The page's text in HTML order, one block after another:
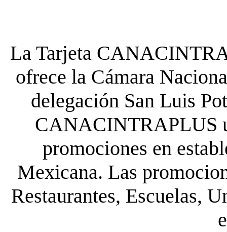
La Tarjeta
ofrece la Cámara
delegación San Luis
CANACINTRAPLUS
promociones en
Mexicana. Las
Restaurantes, Escuelas,